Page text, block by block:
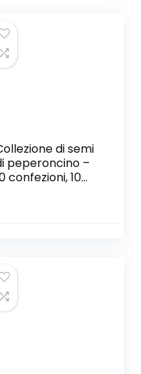
di semi
peperoncino –
confezioni, 10